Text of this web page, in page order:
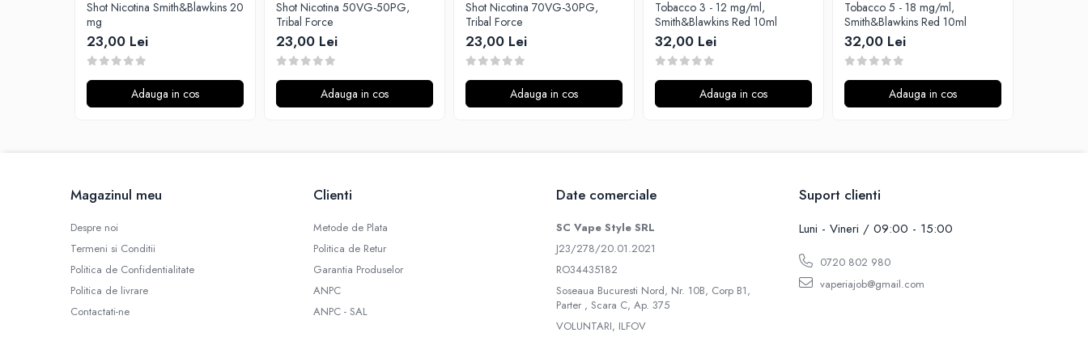
Montreal Original
Smith&Blawkins
Shot Nicotina Smith&Blawkins 20
mg
23,00 Lei
Adauga in cos
Shot Nicotina 50VG-50PG,
Tribal Force
23,00 Lei
Adauga in cos
Shot Nicotina 70VG-30PG,
Tribal Force
23,00 Lei
Adauga in cos
Tobacco 3 - 12 mg/ml,
Smith&Blawkins Red 10ml
32,00 Lei
Adauga in cos
Tobacco 5 - 18 mg/ml,
Smith&Blawkins Red 10ml
32,00 Lei
Adauga in cos
Magazinul meu
Despre noi
Termeni si Conditii
Politica de Confidentialitate
Politica de livrare
Contactati-ne
Clienti
Metode de Plata
Politica de Retur
Garantia Produselor
ANPC
ANPC - SAL
Date comerciale
SC Vape Style SRL
J23/278/20.01.2021
RO34435182
Soseaua Bucuresti Nord, Nr. 10B, Corp B1,
Parter , Scara C, Ap. 375
VOLUNTARI, ILFOV
Suport clienti
Luni - Vineri / 09:00 - 15:00
0720 802 980
vaperiajob@gmail.com